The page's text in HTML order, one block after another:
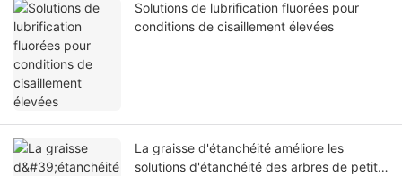
Solutions de lubrification fluorées pour
conditions de cisaillement élevées
La graisse d'étanchéité améliore les
solutions d'étanchéité des arbres de petits